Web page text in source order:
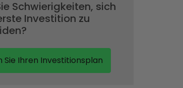
Schwierigkeiten, sich
Investition zu
Sie Ihren Investitionsplan